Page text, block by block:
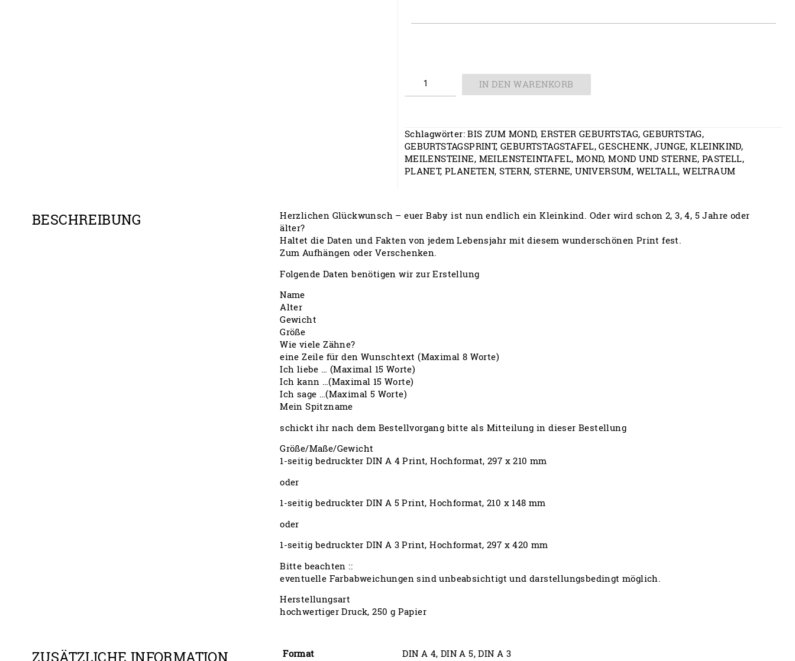
Meilensteintafel
IN DEN WARENKORB
Schlagwörter:BIS ZUM MOND,ERSTER GEBURTSTAG, GEBURTSTAG,
GEBURTSTAGSPRINT,GEBURTSTAGSTAFEL,GESCHENK,JUNGE,KLEINKIND,
MEILENSTEINE, MEILENSTEINTAFEL, MOND,MOND UND STERNE, PASTELL,
PLANET,PLANETEN,STERN, STERNE,UNIVERSUM, WELTALL,WELTRAUM
BESCHREIBUNG
Herzlichen Glückwunsch – euer Baby ist nun endlich ein Kleinkind. Oder wird schon 2, 3, 4, 5 Jahre oder
älter?
Haltet die Daten und Fakten von jedem Lebensjahr mit diesem wunderschönen Print fest.
Zum Aufhängen oder Verschenken.
Folgende Daten benötigen wir zur Erstellung
Name
Alter
Gewicht
Größe
Wie viele Zähne?
eine Zeile für den Wunschtext (Maximal 8 Worte)
Ich liebe … (Maximal 15 Worte)
Ich kann …(Maximal 15 Worte)
Ich sage …(Maximal 5 Worte)
Mein Spitzname
schickt ihr nach dem Bestellvorgang bitte als Mitteilung in dieser Bestellung
Größe/Maße/Gewicht
1-seitig bedruckter DIN A 4 Print, Hochformat, 297 x 210 mm
oder
1-seitig bedruckter DIN A 5 Print, Hochformat, 210 x 148 mm
oder
1-seitig bedruckter DIN A 3 Print, Hochformat, 297 x 420 mm
Bitte beachten ::
eventuelle Farbabweichungen sind unbeabsichtigt und darstellungsbedingt möglich.
Herstellungsart
hochwertiger Druck, 250 g Papier
ZUSÄTZLICHE INFORMATION Format DIN A 4, DIN A 5, DIN A 3